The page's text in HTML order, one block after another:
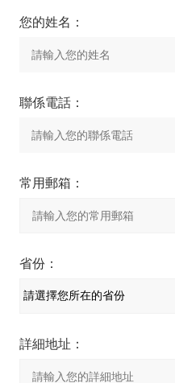
您的姓名：
聯係電話：
常用郵箱：
省份：
詳細地址：